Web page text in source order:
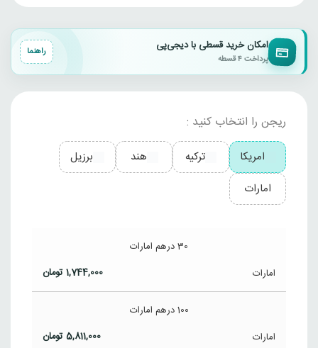
امکان خرید قسطی با دیجی‌پی
پرداخت ۴ قسطه
راهنما
ریجن را انتخاب کنید :
امریکا ترکیه هند
برزیل
امارات
امارات
30 درهم امارات
1,744,000تومان
امارات
100 درهم امارات
5,811,000تومان